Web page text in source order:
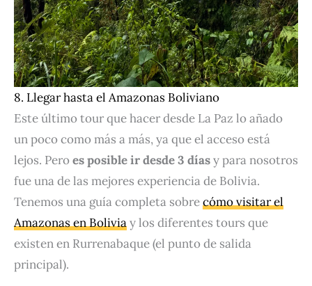
8. Llegar hasta el Amazonas Boliviano
Este último tour que hacer desde La Paz lo añado
un poco como más a más, ya que el acceso está
lejos. Peroes posible ir desde 3 díasy para nosotros
fue una de las mejores experiencia de Bolivia.
Tenemos una guía completa sobrecómo visitar el
Amazonas en Boliviay los diferentes tours que
existen en Rurrenabaque (el punto de salida
principal).